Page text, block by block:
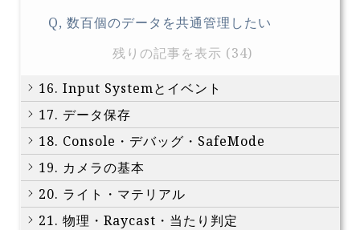
Q, 数百個のデータを共通管理したい
残りの記事を表示 (34)
16. Input Systemとイベント
17. データ保存
18. Console・デバッグ・SafeMode
19. カメラの基本
20. ライト・マテリアル
21. 物理・Raycast・当たり判定